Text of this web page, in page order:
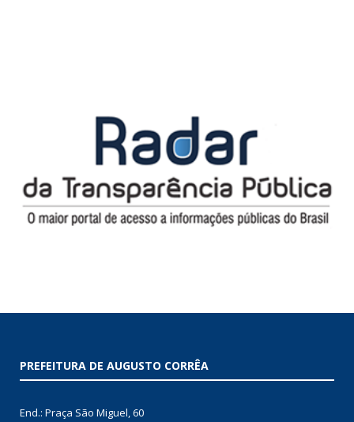
PREFEITURA DE AUGUSTO CORRÊA
End.: Praça São Miguel, 60